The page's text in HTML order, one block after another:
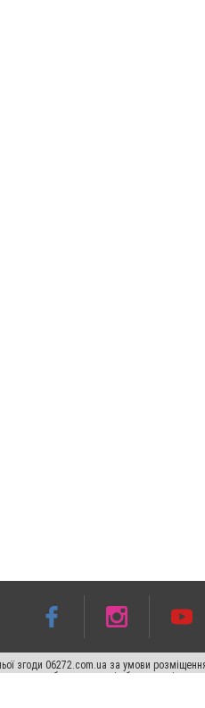
згоди 06272.com.ua за умови
другого абзацу в тексті або в якості